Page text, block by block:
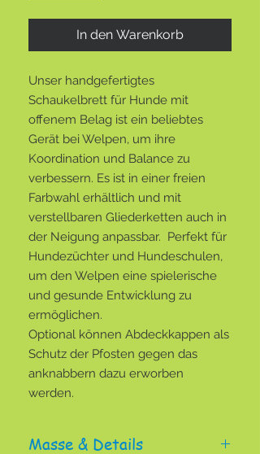
In den Warenkorb
Unser handgefertigtes
Schaukelbrett für Hunde mit
offenem Belag ist ein beliebtes
Gerät bei Welpen, um ihre
Koordination und Balance zu
verbessern. Es ist in einer freien
Farbwahl erhältlich und mit
verstellbaren Gliederketten auch in
der Neigung anpassbar. Perfekt für
Hundezüchter und Hundeschulen,
um den Welpen eine spielerische
und gesunde Entwicklung zu
ermöglichen.
Optional können Abdeckkappen als
Schutz der Pfosten gegen das
anknabbern dazu erworben
werden.
Masse & Details